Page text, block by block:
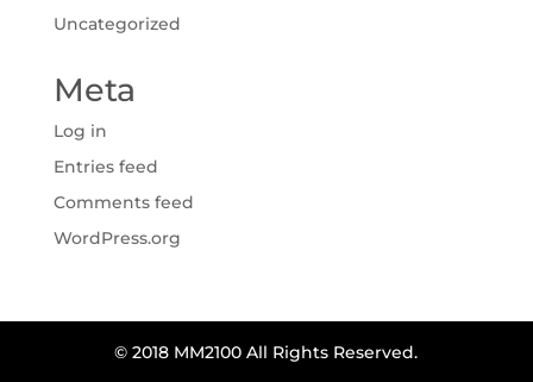
Uncategorized
Meta
Log in
Entries feed
Comments feed
WordPress.org
© 2018 MM2100 All Rights Reserved.